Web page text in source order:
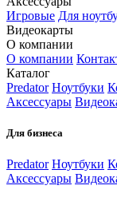
Игровые Для
Видеокарты
О компании
О компании
Каталог
Predator Ноутбуки
Аксессуары
Для бизнеса
Predator Ноутбуки
Аксессуары